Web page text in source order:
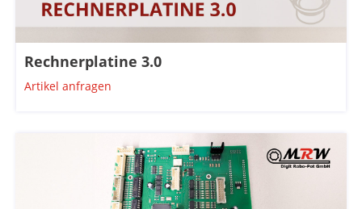
Rechnerplatine 3.0
Artikel anfragen